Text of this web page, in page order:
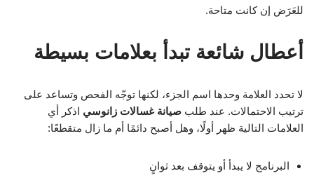
للعَرَض إن كانت متاحة.
أعطال شائعة تبدأ بعلامات بسيطة
لا تحدد العلامة وحدها اسم الجزء، لكنها توجّه الفحص وتساعد على
ترتيب الاحتمالات. عند طلب صيانة غسالات زانوسي اذكر أي
العلامات التالية ظهر أولًا، وهل أصبح دائمًا أم ما زال متقطعًا:
البرنامج لا يبدأ أو يتوقف بعد ثوانٍ